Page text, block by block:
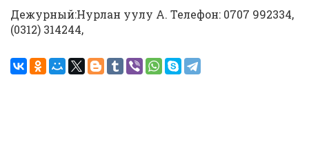
Дежурный:Нурлан уулу А. Телефон: 0707 992334,
(0312) 314244,